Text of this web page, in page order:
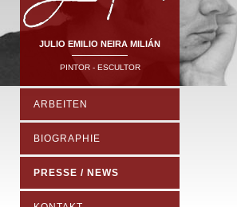
JULIO EMILIO NEIRA MILIÁN
PINTOR - ESCULTOR
ARBEITEN
BIOGRAPHIE
PRESSE / NEWS